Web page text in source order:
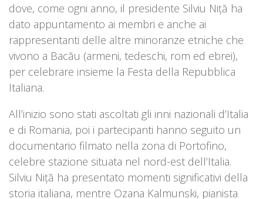
dove, come ogni anno, il presidente Silviu Niță ha
dato appuntamento ai membri e anche ai
rappresentanti delle altre minoranze etniche che
vivono a Bacău (armeni, tedeschi, rom ed ebrei),
per celebrare insieme la Festa della Repubblica
Italiana.
All’inizio sono stati ascoltati gli inni nazionali d’Italia
e di Romania, poi i partecipanti hanno seguito un
documentario filmato nella zona di Portofino,
celebre stazione situata nel nord-est dell’Italia.
Silviu Niță ha presentato momenti significativi della
storia italiana, mentre Ozana Kalmunski, pianista